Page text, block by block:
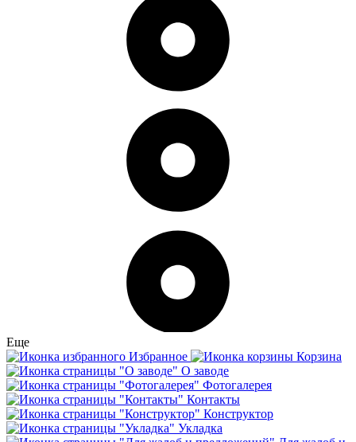
Еще
Избранное
Корзина
О заводе
Фотогалерея
Контакты
Конструктор
Укладка